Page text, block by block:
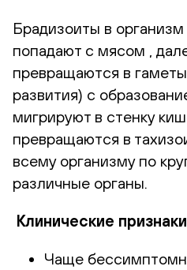
Брадизоиты в
попадают с мясом ,
превращаются в
развития) с
мигрируют в стенку
превращаются в
всему организму по
различные органы.
Клинические
Чаще